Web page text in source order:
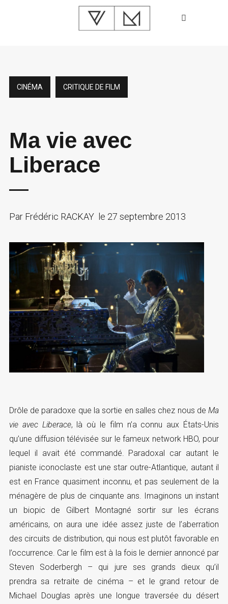
CINÉMA CRITIQUE DE FILM
Ma vie avec
Liberace
ParFrédéric RACKAY le 27 septembre 2013
Drôle de paradoxe que la sortie en salles chez nous deMa
vie avec Liberace, là où le film n’a connu aux États-Unis
qu’une diffusion télévisée sur le fameux network HBO, pour
lequel il avait été commandé. Paradoxal car autant le
pianiste iconoclaste est une star outre-Atlantique, autant il
est en France quasiment inconnu, et pas seulement de la
ménagère de plus de cinquante ans. Imaginons un instant
un biopic de Gilbert Montagné sortir sur les écrans
américains, on aura une idée assez juste de l’aberration
des circuits de distribution, qui nous est plutôt favorable en
l’occurrence. Car le film est à la fois le dernier annoncé par
Steven Soderbergh – qui jure ses grands dieux qu’il
prendra sa retraite de cinéma – et le grand retour de
Michael Douglas après une longue traversée du désert